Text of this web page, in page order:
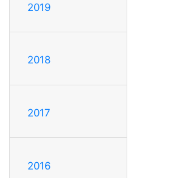
2019
2018
2017
2016